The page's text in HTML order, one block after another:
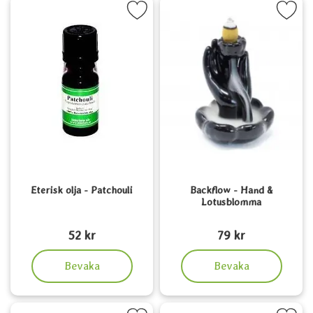
Eterisk olja - Patchouli
52 kr
Bevaka
, Eterisk olja - Patchouli
Markera eterisk olja - Patchouli som favorit
Backflow - Hand &
Lotusblomma
79 kr
Bevaka
, Backflow - Hand &
Markera backflow - Hand &